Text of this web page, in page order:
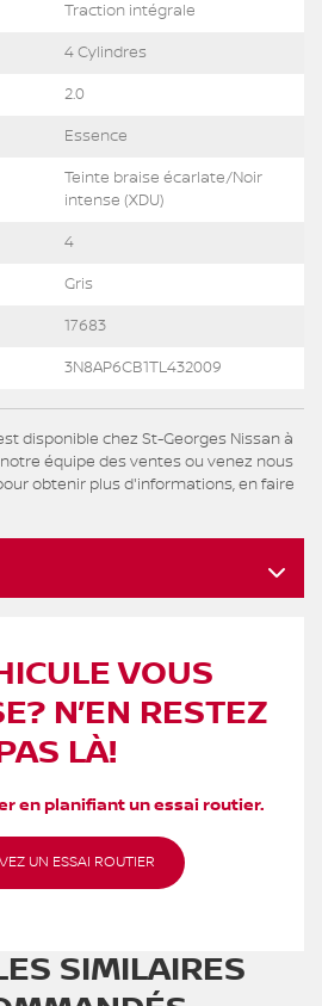
Traction intégrale
4 Cylindres
2.0
Essence
Teinte braise écarlate/Noir
intense (XDU)
4
Gris
17683
3N8AP6CB1TL432009
est disponible chez St-Georges Nissan à
équipe des ventes ou venez nous
obtenir plus d'informations, en faire
VOUS
N’EN RESTEZ
LÀ!
en planifiant un essai routier.
UN ESSAI ROUTIER
SIMILAIRES